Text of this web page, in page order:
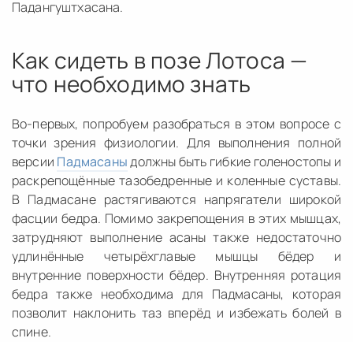
Падангуштхасана.
Как сидеть в позе Лотоса —
что необходимо знать
Во-первых, попробуем разобраться в этом вопросе с
точки зрения физиологии. Для выполнения полной
версии Падмасаныдолжны быть гибкие голеностопы и
раскрепощённые тазобедренные и коленные суставы.
В Падмасане растягиваются напрягатели широкой
фасции бедра. Помимо закрепощения в этих мышцах,
затрудняют выполнение асаны также недостаточно
удлинённые четырёхглавые мышцы бёдер и
внутренние поверхности бёдер. Внутренняя ротация
бедра также необходима для Падмасаны, которая
позволит наклонить таз вперёд и избежать болей в
спине.